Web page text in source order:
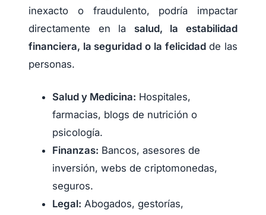
inexacto o fraudulento, podría impactar
directamente en la salud, la estabilidad
financiera, la seguridad o la felicidadde las
personas.
Salud y Medicina: Hospitales,
farmacias, blogs de nutrición o
psicología.
Finanzas: Bancos, asesores de
inversión, webs de criptomonedas,
seguros.
Legal: Abogados, gestorías,